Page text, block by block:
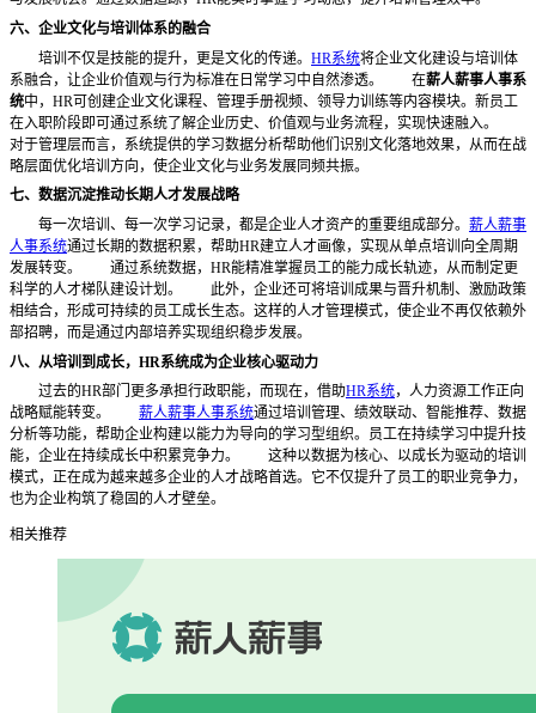
六、企业文化与培训体系的融合
培训不仅是技能的提升，更是文化的传递。 HR系统将企业文化建设与培训体
系融合，让企业价值观与行为标准在日常学习中自然渗透。
在薪人薪事人事系
统中， HR可创建企业文化课程、管理手册视频、领导力训练等内容模块。新员工
在入职阶段即可通过系统了解企业历史、价值观与业务流程，实现快速融入。
对于管理层而言，系统提供的学习数据分析帮助他们识别文化落地效果，从而在战
略层面优化培训方向，使企业文化与业务发展同频共振。
七、数据沉淀推动长期人才发展战略
每一次培训、每一次学习记录，都是企业人才资产的重要组成部分。 薪人薪事
人事系统通过长期的数据积累，帮助HR建立人才画像，实现从单点培训向全周期
发展转变。
通过系统数据， HR能精准掌握员工的能力成长轨迹，从而制定更
科学的人才梯队建设计划。
此外，企业还可将培训成果与晋升机制、激励政策
相结合，形成可持续的员工成长生态。这样的人才管理模式，使企业不再仅依赖外
部招聘，而是通过内部培养实现组织稳步发展。
八、从培训到成长， HR系统成为企业核心驱动力
过去的HR部门更多承担行政职能，而现在，借助HR系统，人力资源工作正向
战略赋能转变。
薪人薪事人事系统通过培训管理、绩效联动、智能推荐、数据
分析等功能，帮助企业构建以能力为导向的学习型组织。员工在持续学习中提升技
能，企业在持续成长中积累竞争力。
这种以数据为核心、以成长为驱动的培训
模式，正在成为越来越多企业的人才战略首选。它不仅提升了员工的职业竞争力，
也为企业构筑了稳固的人才壁垒。
相关推荐